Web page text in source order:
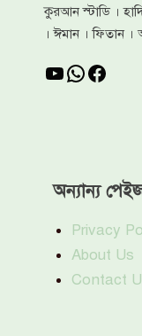
কুরআন স্টাডি ।
। ঈমান । ফিতান ।
YouTube
অন্যান্য
Privacy
About Us
Contact